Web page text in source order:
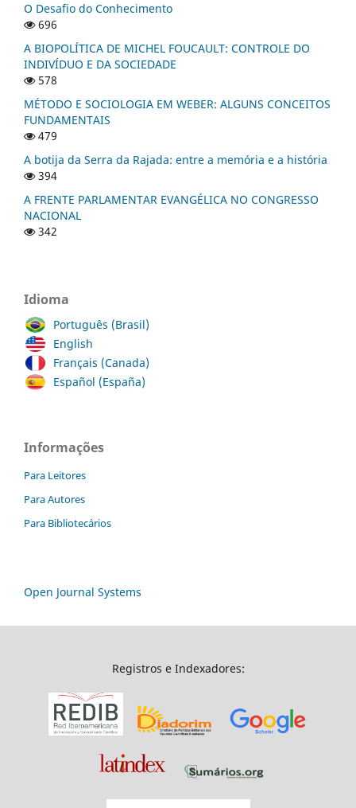
O Desafio do Conhecimento
696
A BIOPOLÍTICA DE MICHEL FOUCAULT: CONTROLE DO
INDIVÍDUO E DA SOCIEDADE
578
MÉTODO E SOCIOLOGIA EM WEBER: ALGUNS CONCEITOS
FUNDAMENTAIS
479
A botija da Serra da Rajada: entre a memória e a história
394
A FRENTE PARLAMENTAR EVANGÉLICA NO CONGRESSO
NACIONAL
342
Idioma
Português (Brasil)
English
Français (Canada)
Español (España)
Informações
Para Leitores
Para Autores
Para Bibliotecários
Open Journal Systems
Registros e Indexadores: